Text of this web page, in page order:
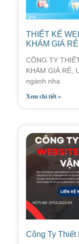
THIẾT KẾ
KHÁM GIÁ
CÔNG TY
KHÁM GIÁ RẺ,
ngành nha
Xem chi tiết »
Công Ty Thiết